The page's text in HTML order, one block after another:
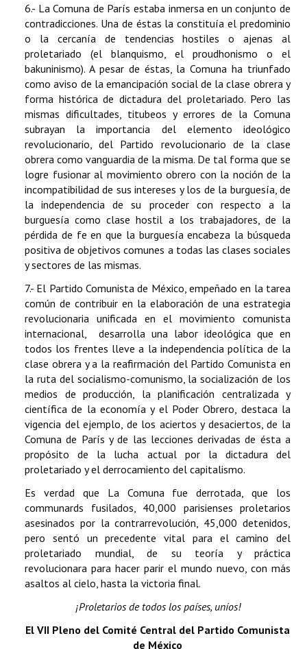
6.- La Comuna de París estaba inmersa en un conjunto de
contradicciones. Una de éstas la constituía el predominio
o la cercanía de tendencias hostiles o ajenas al
proletariado (el blanquismo, el proudhonismo o el
bakuninismo). A pesar de éstas, la Comuna ha triunfado
como aviso de la emancipación social de la clase obrera y
forma histórica de dictadura del proletariado. Pero las
mismas dificultades, titubeos y errores de la Comuna
subrayan la importancia del elemento ideológico
revolucionario, del Partido revolucionario de la clase
obrera como vanguardia de la misma. De tal forma que se
logre fusionar al movimiento obrero con la noción de la
incompatibilidad de sus intereses y los de la burguesía, de
la independencia de su proceder con respecto a la
burguesía como clase hostil a los trabajadores, de la
pérdida de fe en que la burguesía encabeza la búsqueda
positiva de objetivos comunes a todas las clases sociales
y sectores de las mismas.
7.- El Partido Comunista de México, empeñado en la tarea
común de contribuir en la elaboración de una estrategia
revolucionaria unificada en el movimiento comunista
internacional, desarrolla una labor ideológica que en
todos los frentes lleve a la independencia política de la
clase obrera y a la reafirmación del Partido Comunista en
la ruta del socialismo-comunismo, la socialización de los
medios de producción, la planificación centralizada y
científica de la economía y el Poder Obrero, destaca la
vigencia del ejemplo, de los aciertos y desaciertos, de la
Comuna de París y de las lecciones derivadas de ésta a
propósito de la lucha actual por la dictadura del
proletariado y el derrocamiento del capitalismo.
Es verdad que La Comuna fue derrotada, que los
communards fusilados, 40,000 parisienses proletarios
asesinados por la contrarrevolución, 45,000 detenidos,
pero sentó un precedente vital para el camino del
proletariado mundial, de su teoría y práctica
revolucionara para hacer parir el mundo nuevo, con más
asaltos al cielo, hasta la victoria final.
¡Proletarios de todos los países, uníos!
El VII Pleno del Comité Central del Partido Comunista
de México